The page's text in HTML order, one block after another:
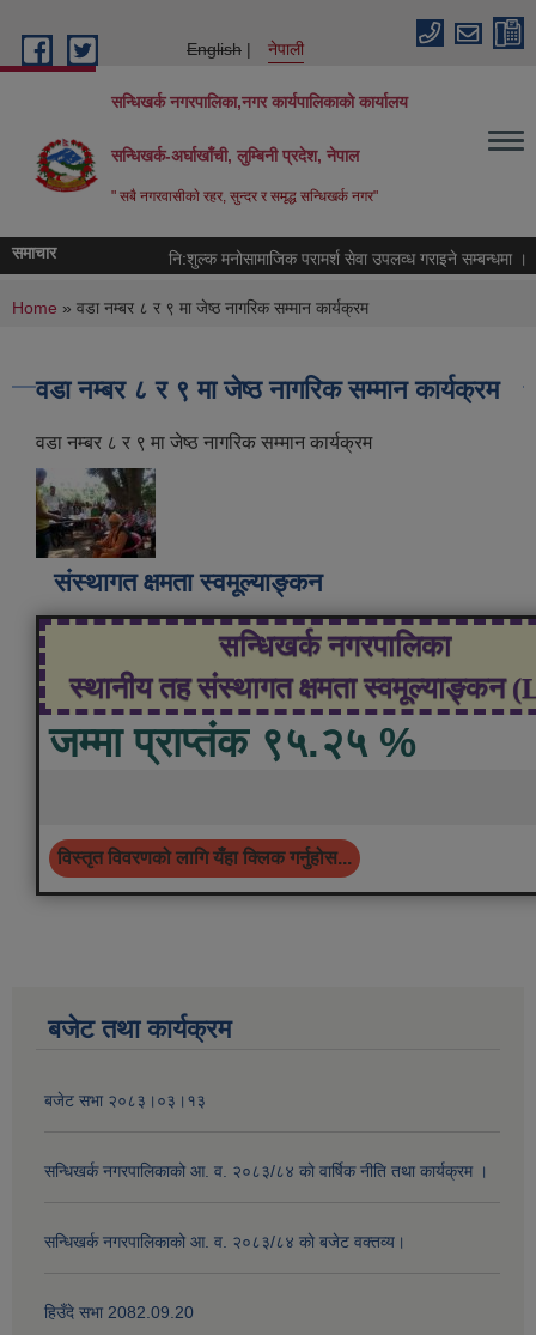
English
नेपाली
सन्धिखर्क नगरपालिका,नगर कार्यपालिकाको कार्यालय
सन्धिखर्क-अर्घाखाँची, लुम्बिनी प्रदेश, नेपाल
" सबै नगरवासीकाे रहर, सुन्दर र समृद्ध सन्धिखर्क नगर"
समाचार नि:शुल्क मनोसामाजिक परामर्श सेवा उपलव्ध गराइने सम्बन्धमा ।
You are here
Home » वडा नम्बर ८ र ९ मा जेष्ठ नागरिक सम्मान कार्यक्रम
वडा नम्बर ८ र ९ मा जेष्ठ नागरिक सम्मान कार्यक्रम
वडा नम्बर ८ र ९ मा जेष्ठ नागरिक सम्मान कार्यक्रम
संस्थागत क्षमता स्वमूल्याङ्कन
सन्धिखर्क नगरपालिका
स्थानीय तह संस्थागत क्षमता स्वमूल्याङ्कन
जम्मा प्राप्तंक ९५.२५ %
विस्तृत विवरणको लागि यँहा क्लिक गर्नुहोस...
बजेट तथा कार्यक्रम
बजेट सभा २०८३।०३।१३
सन्धिखर्क नगरपालिकाको आ. व. २०८३/८४ काे वार्षिक नीति तथा कार्यक्रम ।
सन्धिखर्क नगरपालिकाको आ. व. २०८३/८४ काे बजेट वक्तव्य।
हिउँदे सभा 2082.09.20